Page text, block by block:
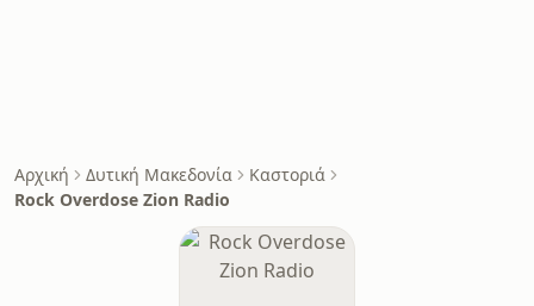
Αρχική Δυτική Μακεδονία
Καστοριά
Rock Overdose Zion Radio